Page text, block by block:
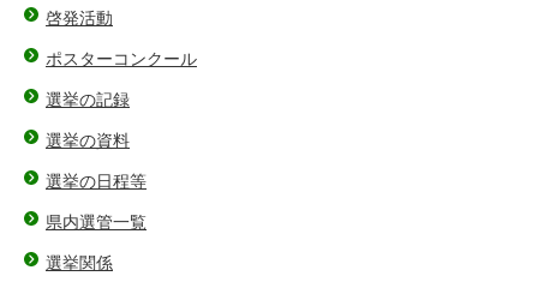
啓発活動
ポスターコンクール
選挙の記録
選挙の資料
選挙の日程等
県内選管一覧
選挙関係